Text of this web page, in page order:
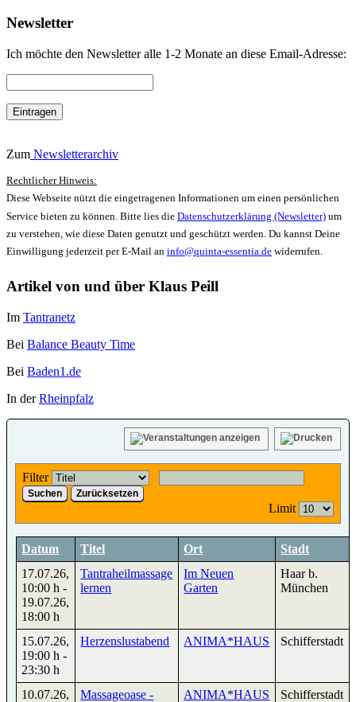
Newsletter
Ich möchte den Newsletter alle 1-2 Monate an diese Email-Adresse:
Zum Newsletterarchiv
Rechtlicher Hinweis:
Diese Webseite nützt die eingetragenen Informationen um einen persönlichen
Service bieten zu können. Bitte lies die Datenschutzerklärung (Newsletter) um
zu verstehen, wie diese Daten genutzt und geschützt werden. Du kannst Deine
Einwilligung jederzeit per E-Mail an info@quinta-essentia.de widerrufen.
Artikel von und über Klaus Peill
Im Tantranetz
Bei Balance Beauty Time
Bei Baden1.de
In derRheinpfalz
Filter
Suchen Zurücksetzen
Limit
Datum Titel Ort Stadt
17.07.26,
10:00 h -
19.07.26,
18:00 h
Tantraheilmassage
lernen
Im Neuen
Garten
Haar b.
München
15.07.26,
19:00 h -
23:30 h
Herzenslustabend ANIMA*HAUS Schifferstadt
10.07.26,
Massageoase -
ANIMA*HAUS Schifferstadt